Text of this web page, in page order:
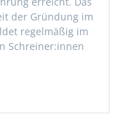
der Gründung im
regelmäßig im
Schreiner:innen